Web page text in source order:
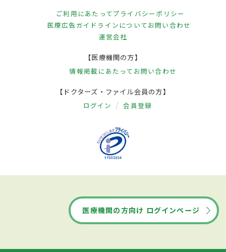
ご利用にあたってプライバシーポリシー
医療広告ガイドラインについてお問い合わせ
運営会社
【医療機関の方】
情報掲載にあたって お問い合わせ
【ドクターズ・ファイル会員の方】
ログイン 会員登録
医療機関の方向け ログインページ